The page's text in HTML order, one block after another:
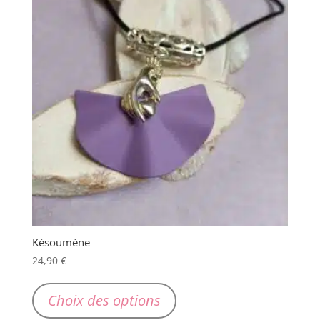
peuvent
être
choisies
sur
la
produit
Késoumène
24,90 €
Choix des options
produit
a